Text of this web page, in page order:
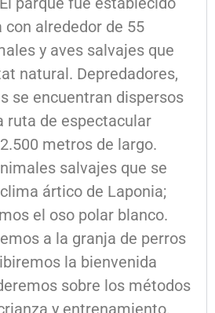
con alrededor de 55
y aves salvajes que
natural. Depredadores,
se encuentran dispersos
ruta de espectacular
metros de largo.
salvajes que se
ártico de Laponia;
el oso polar blanco.
a la granja de perros
la bienvenida
sobre los métodos